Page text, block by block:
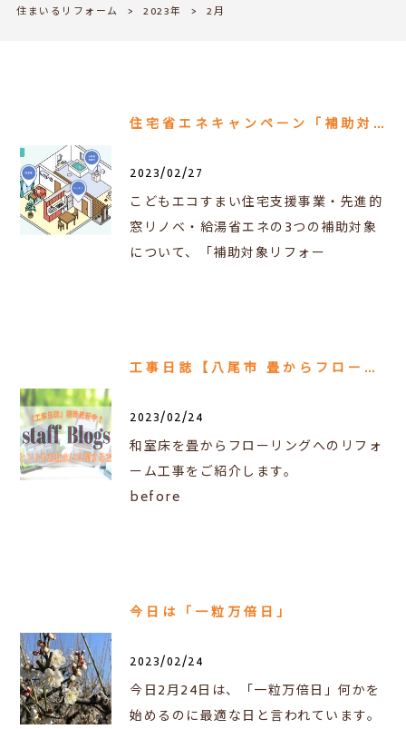
住まいるリフォーム > 2023年 > 2月
住宅省エネキャンペーン「補助対象リフォームMAP」
2023/02/27
こどもエコすまい住宅支援事業・先進的
窓リノベ・給湯省エネの3つの補助対象
について、「補助対象リフォー
工事日誌【八尾市 畳からフローリング工事】
2023/02/24
和室床を畳からフローリングへのリフォ
ーム工事をご紹介します。
before
今日は「一粒万倍日」
2023/02/24
今日2月24日は、「一粒万倍日」何かを
始めるのに最適な日と言われています。